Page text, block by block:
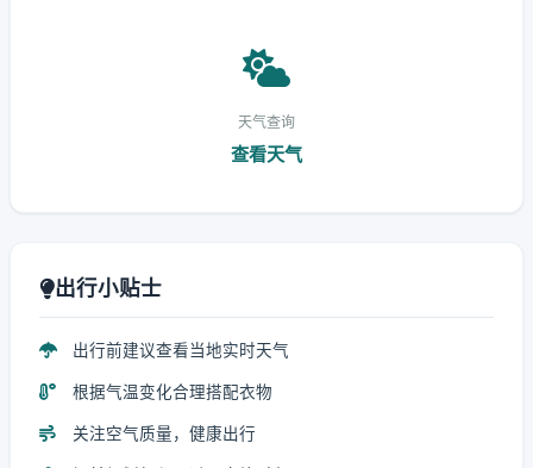
天气查询
查看天气
出行小贴士
出行前建议查看当地实时天气
根据气温变化合理搭配衣物
关注空气质量，健康出行